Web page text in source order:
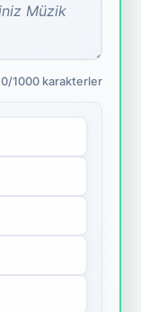
0/1000 karakterler